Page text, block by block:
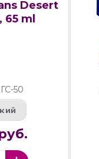
Desert
65 ml
50